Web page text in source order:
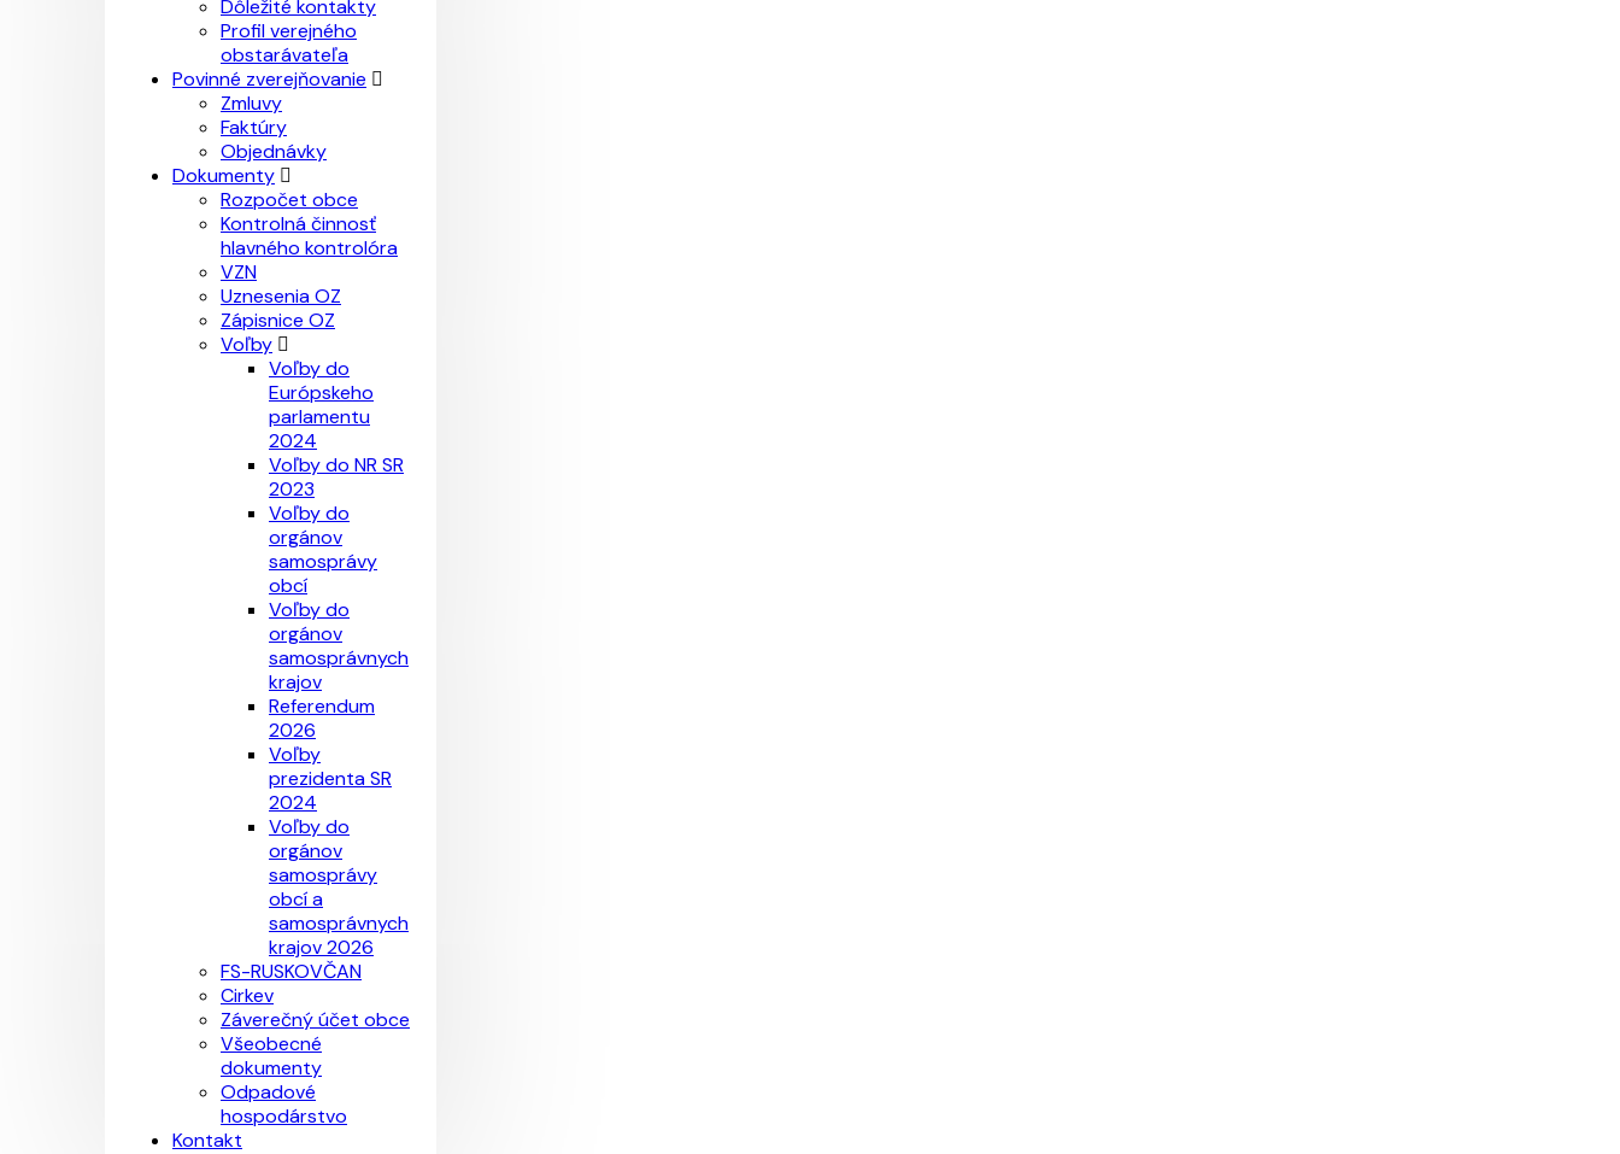
Dôležité kontakty
Profil verejného
obstarávateľa
Povinné zverejňovanie
Zmluvy
Faktúry
Objednávky
Dokumenty
Rozpočet obce
Kontrolná činnosť
hlavného kontrolóra
VZN
Uznesenia OZ
Zápisnice OZ
Voľby
Voľby do
Európskeho
parlamentu
2024
Voľby do NR SR
2023
Voľby do
orgánov
samosprávy
obcí
Voľby do
orgánov
samosprávnych
krajov
Referendum
2026
Voľby
prezidenta SR
2024
Voľby do
orgánov
samosprávy
obcí a
samosprávnych
krajov 2026
FS-RUSKOVČAN
Cirkev
Záverečný účet obce
Všeobecné
dokumenty
Odpadové
hospodárstvo
Kontakt